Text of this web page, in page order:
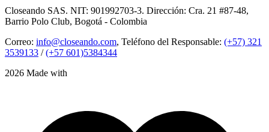
Closeando SAS. NIT: 901992703-3. Dirección: Cra. 21 #87-48,
Barrio Polo Club, Bogotá - Colombia
Correo: info@closeando.com, Teléfono del Responsable: (+57) 321
3539133 /(+57 601)5384344
2026 Made with